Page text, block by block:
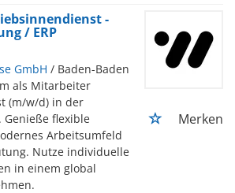
-
/ ERP
GmbH / Baden-Baden
als Mitarbeiter
(m/w/d) in der
flexible
Arbeitsumfeld
Nutze individuelle
in einem global
Merken